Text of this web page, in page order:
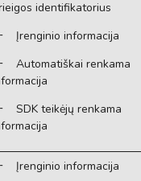
identifikatorius
Įrenginio informacija
Automatiškai renkama
SDK teikėjų renkama
Įrenginio informacija